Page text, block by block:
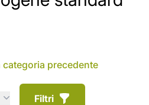
categoria precedente
Filtri